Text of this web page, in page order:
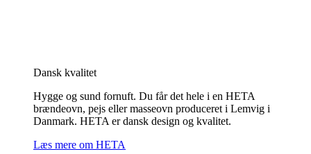
Dansk kvalitet
Hygge og sund fornuft. Du får det hele i en HETA
brændeovn, pejs eller masseovn produceret i Lemvig i
Danmark. HETA er dansk design og kvalitet.
Læs mere om HETA